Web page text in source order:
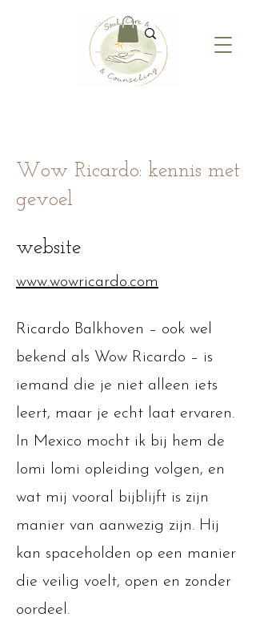
Wow Ricardo: kennis met
gevoel
website
www.wowricardo.com
Ricardo Balkhoven – ook wel
bekend als Wow Ricardo – is
iemand die je niet alleen iets
leert, maar je echt laat ervaren.
In Mexico mocht ik bij hem de
lomi lomi opleiding volgen, en
wat mij vooral bijblijft is zijn
manier van aanwezig zijn. Hij
kan spaceholden op een manier
die veilig voelt, open en zonder
oordeel.